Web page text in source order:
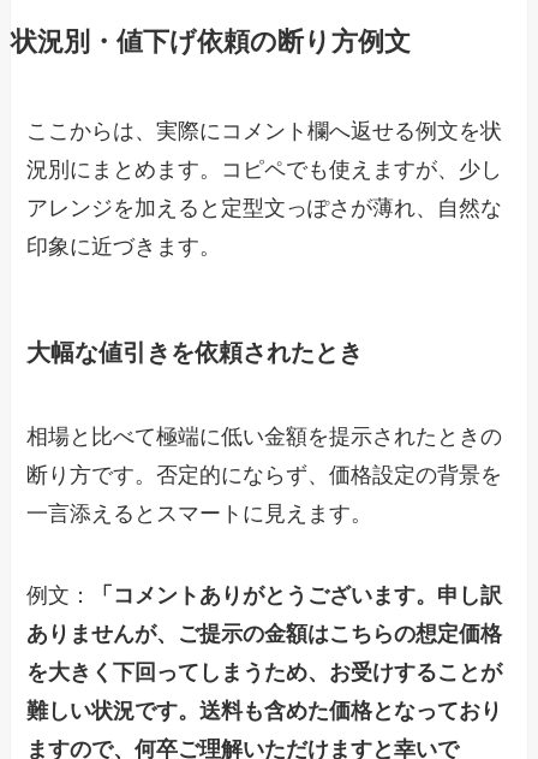
状況別・値下げ依頼の断り方例文
ここからは、実際にコメント欄へ返せる例文を状
況別にまとめます。コピペでも使えますが、少し
アレンジを加えると定型文っぽさが薄れ、自然な
印象に近づきます。
大幅な値引きを依頼されたとき
相場と比べて極端に低い金額を提示されたときの
断り方です。否定的にならず、価格設定の背景を
一言添えるとスマートに見えます。
例文：
「コメントありがとうございます。申し訳
ありませんが、ご提示の金額はこちらの想定価格
を大きく下回ってしまうため、お受けすることが
難しい状況です。送料も含めた価格となっており
ますので、何卒ご理解いただけますと幸いで